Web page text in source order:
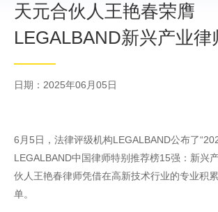
天元合伙人王艳春荣膺
LEGALBAND新兴产业律
日期：2025年06月05日
6月5日，法律评级机构LEGALBAND公布了
LEGALBAND中国律师特别推荐榜15强：新兴
伙人王艳春律师凭借在高新技术行业的专业积
单。